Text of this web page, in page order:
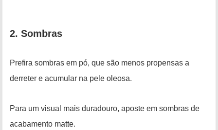
2. Sombras
Prefira sombras em pó, que são menos propensas a
derreter e acumular na pele oleosa.
Para um visual mais duradouro, aposte em sombras de
acabamento matte.